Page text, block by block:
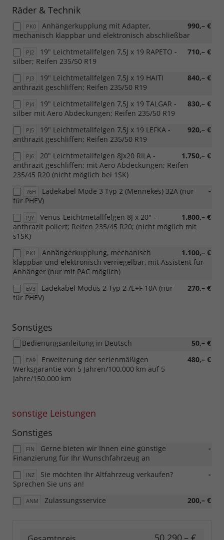
Räder & Technik
PK0 990,– €
Anhängerkupplung mit Adapter,
mechanisch klappbar und elektronisch abschließbar
PJ2 710,– €
19" Leichtmetallfelgen 7,5J x 19 RAPETO -
silber; Reifen 235/50 R19
PJ3 840,– €
19" Leichtmetallfelgen 7,5J x 19 HAITI
anthrazit geschliffen; Reifen 235/50 R19
PJ4 830,– €
19" Leichtmetallfelgen 7,5J x 19 TALGAR -
silber mit Aero Abdeckungen; Reifen 235/50 R19
PJ5 920,– €
19" Leichtmetallfelgen 7,5J x 19 LEFKA -
anthrazit geschliffen; Reifen 235/50 R19
PJ6 1.750,– €
20" Leichtmetallfelgen 8Jx20 RILA -
anthrazit geschliffen; mit Aero Abdeckungen; Reifen
235/45 R20 (nicht möglich bei 1SK)
76H -
Ladekabel Mode 3 Typ 2 (Mennekes) 32A (nur
für PHEV)
PJY 1.800,– €
Venus-Leichtmetallfelgen 8J x 20" –
anthrazit poliert; Reifen 235/45 R20; (nicht möglich mit
s1SK)
PK1 1.100,– €
Anhängerkupplung, mechanisch
klappbar und elektronisch verriegelbar, mit Assistent für
Anhänger (nur mit PAC möglich)
EV3 270,– €
Ladekabel Modus 2 Typ 2 /E+F 10A (nur
für PHEV)
Sonstiges
50,– €
Bedienungsanleitung in Deutsch
EA9 480,– €
Erweiterung der serienmäßigen
Werksgarantie von 5 Jahren/100.000 km auf 5
Jahre/150.000 km
sonstige Leistungen
Sonstiges
FIN -
Gerne bieten wir Ihnen eine günstige
Finanzierung für Ihr Wunschfahrzeug an
INZ -
Sie möchten Ihr Altfahrzeug verkaufen?
Sprechen Sie uns an!
ANM 200,– €
Zulassungsservice